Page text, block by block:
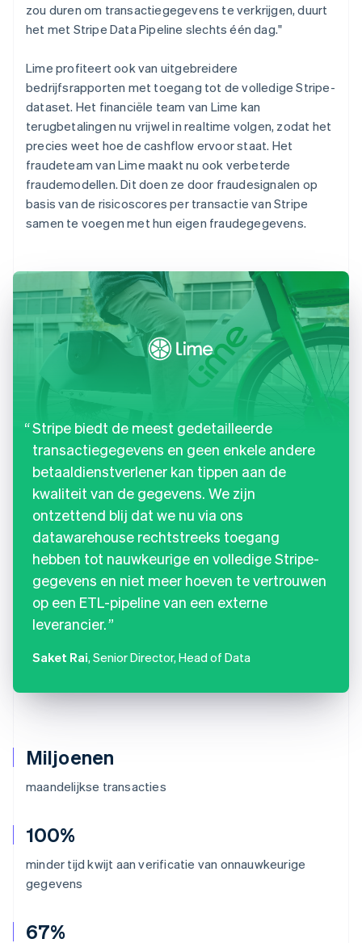
Miljoenen
maandelijkse transacties
100%
minder tijd kwijt aan verificatie van onnauwkeurige
gegevens
67%
zou duren om transactiegegevens te verkrijgen, duurt
het met Stripe Data Pipeline slechts één dag."
Lime profiteert ook van uitgebreidere
bedrijfsrapporten met toegang tot de volledige Stripe-
dataset. Het financiële team van Lime kan
terugbetalingen nu vrijwel in realtime volgen, zodat het
precies weet hoe de cashflow ervoor staat. Het
fraudeteam van Lime maakt nu ook verbeterde
fraudemodellen. Dit doen ze door fraudesignalen op
basis van de risicoscores per transactie van Stripe
samen te voegen met hun eigen fraudegegevens.
Stripe biedt de meest gedetailleerde
transactiegegevens en geen enkele andere
betaaldienstverlener kan tippen aan de
kwaliteit van de gegevens. We zijn
ontzettend blij dat we nu via ons
datawarehouse rechtstreeks toegang
hebben tot nauwkeurige en volledige Stripe-
gegevens en niet meer hoeven te vertrouwen
op een ETL-pipeline van een externe
leverancier.
Saket Rai, Senior Director, Head of Data